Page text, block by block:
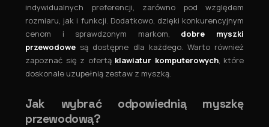
indywidualnych preferencji, zarówno pod względem
rozmiaru, jak i funkcji. Dodatkowo, dzięki konkurencyjnym
cenom i sprawdzonym markom, dobre myszki
przewodowe są dostępne dla każdego. Warto również
zapoznać się z ofertą klawiatur komputerowych, które
doskonale uzupełnią zestaw z myszką.
Jak wybrać odpowiednią myszkę
przewodową?